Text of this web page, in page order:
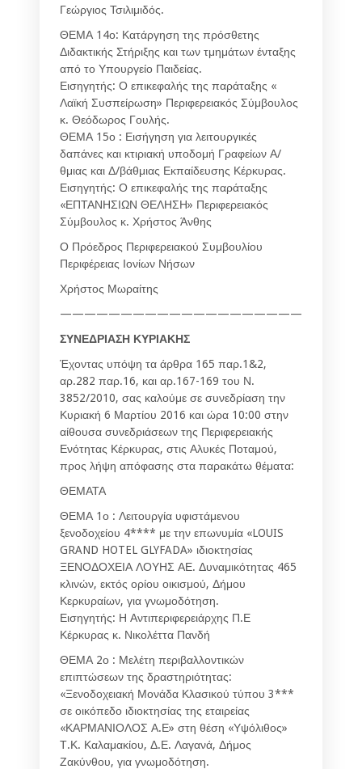
Γεώργιος Τσιλιμιδός.
ΘΕΜΑ 14ο: Κατάργηση της πρόσθετης
Διδακτικής Στήριξης και των τμημάτων ένταξης
από το Υπουργείο Παιδείας.
Εισηγητής: Ο επικεφαλής της παράταξης «
Λαϊκή Συσπείρωση» Περιφερειακός Σύμβουλος
κ. Θεόδωρος Γουλής.
ΘΕΜΑ 15ο : Εισήγηση για λειτουργικές
δαπάνες και κτιριακή υποδομή Γραφείων Α/
θμιας και Δ/βάθμιας Εκπαίδευσης Κέρκυρας.
Εισηγητής: Ο επικεφαλής της παράταξης
«ΕΠΤΑΝΗΣΙΩΝ ΘΕΛΗΣΗ» Περιφερειακός
Σύμβουλος κ. Χρήστος Άνθης
Ο Πρόεδρος Περιφερειακού Συμβουλίου
Περιφέρειας Ιονίων Νήσων
Χρήστος Μωραίτης
ΣΥΝΕΔΡΙΑΣΗ ΚΥΡΙΑΚΗΣ
Έχοντας υπόψη τα άρθρα 165 παρ.1&2,
αρ.282 παρ.16, και αρ.167-169 του Ν.
3852/2010, σας καλούμε σε συνεδρίαση την
Κυριακή 6 Μαρτίου 2016 και ώρα 10:00 στην
αίθουσα συνεδριάσεων της Περιφερειακής
Ενότητας Κέρκυρας, στις Αλυκές Ποταμού,
προς λήψη απόφασης στα παρακάτω θέματα:
ΘΕΜΑΤΑ
ΘΕΜΑ 1ο : Λειτουργία υφιστάμενου
ξενοδοχείου 4**** με την επωνυμία «LOUIS
GRAND HOTEL GLYFADA» ιδιοκτησίας
ΞΕΝΟΔΟΧΕΙΑ ΛΟΥΗΣ ΑΕ. Δυναμικότητας 465
κλινών, εκτός ορίου οικισμού, Δήμου
Κερκυραίων, για γνωμοδότηση.
Εισηγητής: Η Αντιπεριφερειάρχης Π.Ε
Κέρκυρας κ. Νικολέττα Πανδή
ΘΕΜΑ 2ο : Μελέτη περιβαλλοντικών
επιπτώσεων της δραστηριότητας:
«Ξενοδοχειακή Μονάδα Κλασικού τύπου 3***
σε οικόπεδο ιδιοκτησίας της εταιρείας
«ΚΑΡΜΑΝΙΟΛΟΣ Α.Ε» στη θέση «Υψόλιθος»
Τ.Κ. Καλαμακίου, Δ.Ε. Λαγανά, Δήμος
Ζακύνθου, για γνωμοδότηση.